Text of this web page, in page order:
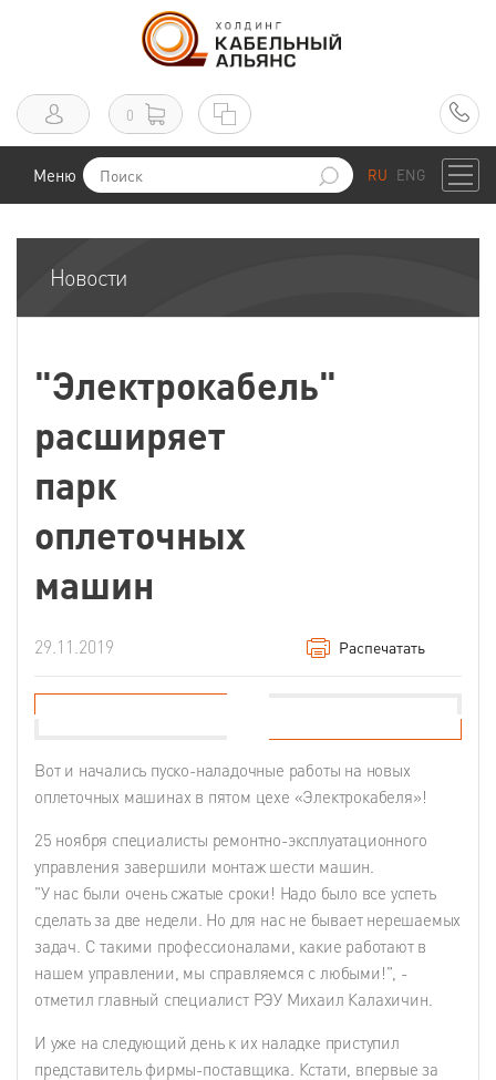
0
Меню RU ENG
Новости
"Электрокабель"
расширяет
парк
оплеточных
машин
29.11.2019 Распечатать
Вот и начались пуско-наладочные работы на новых
оплеточных машинах в пятом цехе «Электрокабеля»!
25 ноября специалисты ремонтно-эксплуатационного
управления завершили монтаж шести машин.
"У нас были очень сжатые сроки! Надо было все успеть
сделать за две недели. Но для нас не бывает нерешаемых
задач. С такими профессионалами, какие работают в
нашем управлении, мы справляемся с любыми!", -
отметил главный специалист РЭУ Михаил Калахичин.
И уже на следующий день к их наладке приступил
представитель фирмы-поставщика. Кстати, впервые за